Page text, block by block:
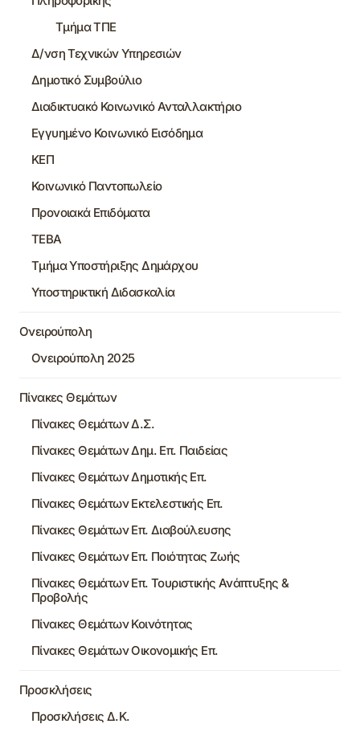
Τμήμα ΤΠΕ
Δ/νση Τεχνικών Υπηρεσιών
Δημοτικό Συμβούλιο
Διαδικτυακό Κοινωνικό Ανταλλακτήριο
Εγγυημένο Κοινωνικό Εισόδημα
ΚΕΠ
Κοινωνικό Παντοπωλείο
Προνοιακά Επιδόματα
ΤΕΒΑ
Τμήμα Υποστήριξης Δημάρχου
Υποστηρικτική Διδασκαλία
Ονειρούπολη
Ονειρούπολη 2025
Πίνακες Θεμάτων
Πίνακες Θεμάτων Δ.Σ.
Πίνακες Θεμάτων Δημ. Επ. Παιδείας
Πίνακες Θεμάτων Δημοτικής Επ.
Πίνακες Θεμάτων Εκτελεστικής Επ.
Πίνακες Θεμάτων Επ. Διαβούλευσης
Πίνακες Θεμάτων Επ. Ποιότητας Ζωής
Πίνακες Θεμάτων Επ. Τουριστικής Ανάπτυξης &
Προβολής
Πίνακες Θεμάτων Κοινότητας
Πίνακες Θεμάτων Οικονομικής Επ.
Προσκλήσεις
Προσκλήσεις Δ.Κ.